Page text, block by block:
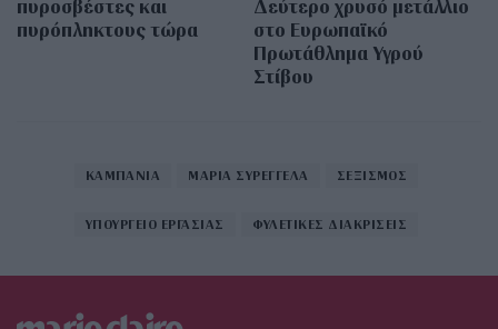
πυροσβέστες και
πυρόπληκτους τώρα
Δεύτερο χρυσό μετάλλιο
στο Ευρωπαϊκό
Πρωτάθλημα Υγρού
Στίβου
ΚΑΜΠΑΝΙΑ ΜΑΡΙΑ ΣΥΡΕΓΓΕΛΑ ΣΕΞΙΣΜΟΣ
ΥΠΟΥΡΓΕΙΟ ΕΡΓΑΣΙΑΣ ΦΥΛΕΤΙΚΕΣ ΔΙΑΚΡΙΣΕΙΣ